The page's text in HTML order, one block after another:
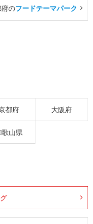
のフードテーマパーク
都府 大阪府
歌山県